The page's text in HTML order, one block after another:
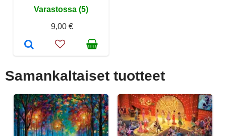
Varastossa (5)
9,00 €
Samankaltaiset tuotteet